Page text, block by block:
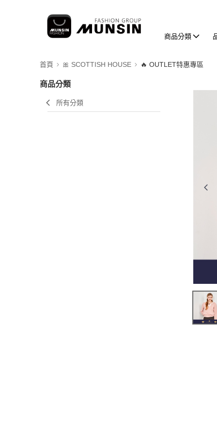
商品分類
首頁 🎀 SCOTTISH HOUSE 🔥 OUTLET特惠專區
商品分類
所有分類